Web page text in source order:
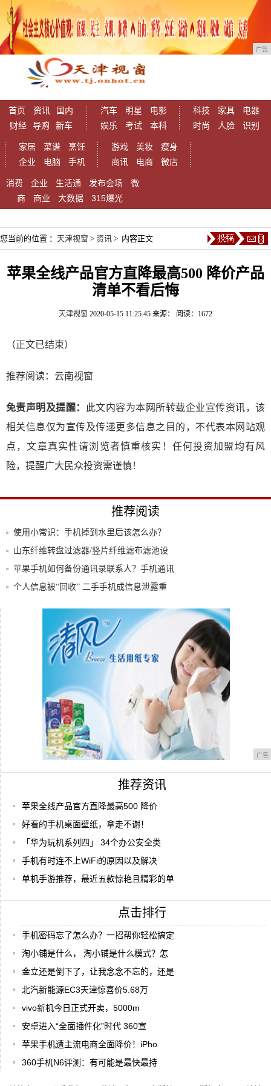
广告
首页 资讯
国内
财经
导购 新车
汽车 明星
电影
娱乐
考试 本科
科技 家具
电器
时尚
人脸 识别
家居 菜谱
烹饪
企业
电脑 手机
游戏 美妆
瘦身
商讯
电商 微店
消费 企业 生活通 发布会场
微
商
商业 大数据 315爆光
您当前的位置 ： 天津视窗 > 资讯 > 内容正文
苹果全线产品官方直降最高500 降价产品
清单不看后悔
天津视窗 2020-05-15 11:25:45 来源： 阅读：1672
（正文已结束）
推荐阅读： 云南视窗
免责声明及提醒：
此文内容为本网所转载企业宣传资讯，该
相关信息仅为宣传及传递更多信息之目的，不代表本网站观
点，文章真实性请浏览者慎重核实！任何投资加盟均有风
险，提醒广大民众投资需谨慎！
推荐阅读
使用小常识：手机掉到水里后该怎么办？
山东纤维转盘过滤器/竖片纤维滤布滤池设
备厂家
苹果手机如何备份通讯录联系人？手机通讯
录怎么
个人信息被“回收” 二手手机成信息泄露重
酷比手机加入超薄大战 没有最薄，只有更
广告
推荐资讯
苹果全线产品官方直降最高500 降价
好看的手机桌面壁纸，拿走不谢！
「华为玩机系列四」 34个办公安全类
手机有时连不上WiFi的原因以及解决
单机手游推荐，最近五款惊艳且精彩的单
点击排行
手机密码忘了怎么办？一招帮你轻松搞定
淘小铺是什么， 淘小铺是什么模式？怎
金立还是倒下了，让我念念不忘的，还是
北汽新能源EC3天津惊喜价5.68万
vivo新机今日正式开卖，5000m
安卓进入“全面插件化”时代 360宣
苹果手机遭主流电商全面降价！iPho
360手机N6评测：有可能是最快最持